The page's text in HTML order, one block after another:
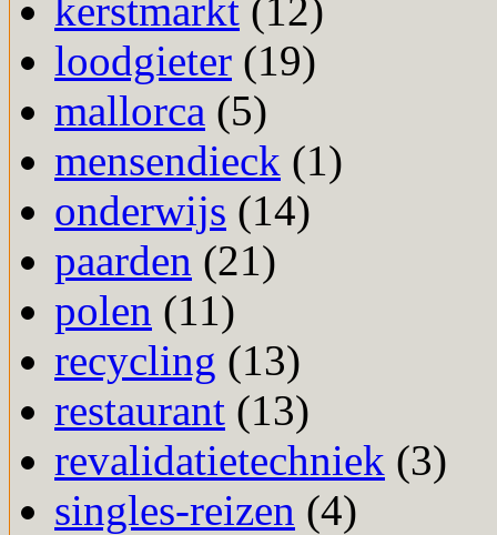
kerstmarkt (12)
loodgieter (19)
mallorca (5)
mensendieck (1)
onderwijs (14)
paarden (21)
polen (11)
recycling (13)
restaurant (13)
revalidatietechniek (3)
singles-reizen (4)